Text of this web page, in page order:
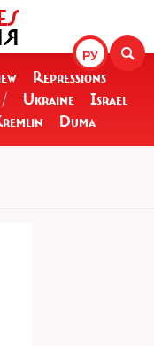
РУ
Repressions
/ Ukraine
Israel
Duma